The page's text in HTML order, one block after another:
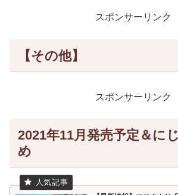
スポンサーリンク
【その他】
スポンサーリンク
2021年11月発売予定＆に
め